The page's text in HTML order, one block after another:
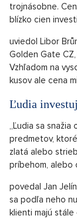
trojnásobne.
blízko cien
uviedol Libor
Golden Gate
Vzhľadom na
kusov ale cena
Ľudia
„Ľudia sa
predmetov,
zlatá alebo
príbehom, alebo
povedal Jan
sa podľa neho
klienti majú